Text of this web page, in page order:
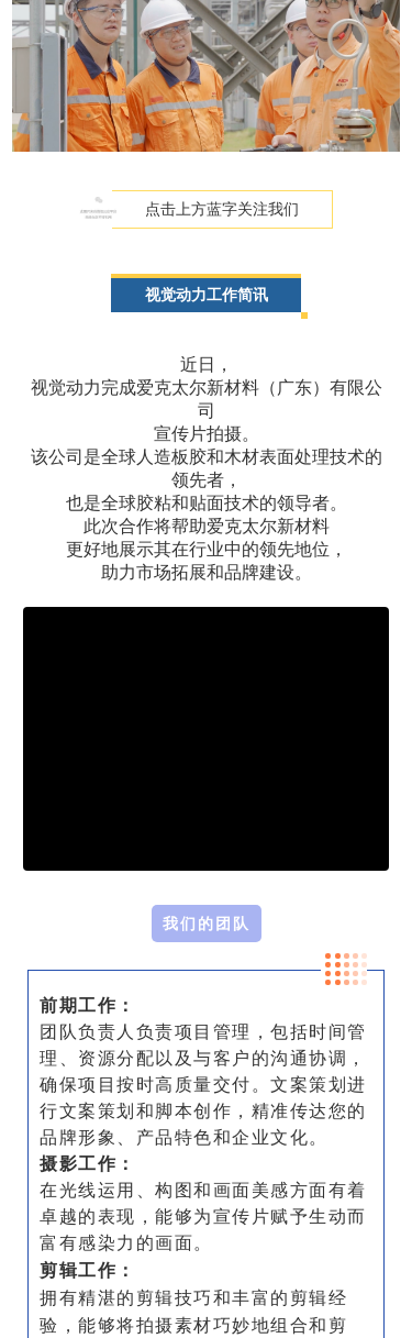
点击上方蓝字关注我们
视觉动力工作简讯
近日，
视觉动力完成爱克太尔新材料（广东）有限公
司
宣传片拍摄。
该公司是全球人造板胶和木材表面处理技术的
领先者，
也是全球胶粘和贴面技术的领导者。
此次合作将帮助爱克太尔新材料
更好地展示其在行业中的领先地位，
助力市场拓展和品牌建设。
我们的团队
前期工作：
团队负责人负责项目管理，包括时间管
理、资源分配以及与客户的沟通协调，
确保项目按时高质量交付。文案策划进
行文案策划和脚本创作，精准传达您的
品牌形象、产品特色和企业文化。
摄影工作：
在光线运用、构图和画面美感方面有着
卓越的表现，能够为宣传片赋予生动而
富有感染力的画面。
剪辑工作：
拥有精湛的剪辑技巧和丰富的剪辑经
验，能够将拍摄素材巧妙地组合和剪